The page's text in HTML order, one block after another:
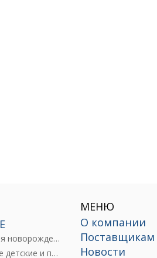
Мебель для новорожденных
Модульные детские и подростковые
МЕНЮ
О компании
Поставщикам
Новости